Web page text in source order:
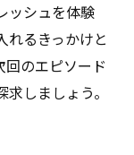
ッシュを体験
れるきっかけと
回のエピソード
しましょう。